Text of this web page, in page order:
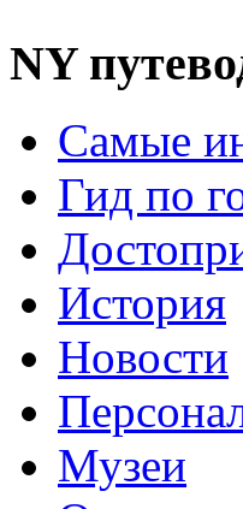
NY
Самые
Гид по
История
Новости
Музеи